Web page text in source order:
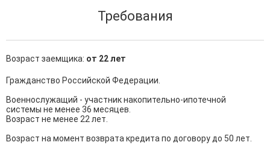
Требования
Возраст заемщика: от 22 лет
Гражданство Российской Федерации.
Военнослужащий - участник накопительно-ипотечной
системы не менее 36 месяцев.
Возраст не менее 22 лет.
Возраст на момент возврата кредита по договору до 50 лет.